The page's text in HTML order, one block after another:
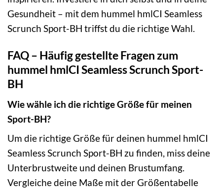
Gesundheit – mit dem hummel hmlCI Seamless
Scrunch Sport-BH triffst du die richtige Wahl.
FAQ – Häufig gestellte Fragen zum
hummel hmlCI Seamless Scrunch Sport-
BH
Wie wähle ich die richtige Größe für meinen
Sport-BH?
Um die richtige Größe für deinen hummel hmlCI
Seamless Scrunch Sport-BH zu finden, miss deine
Unterbrustweite und deinen Brustumfang.
Vergleiche deine Maße mit der Größentabelle